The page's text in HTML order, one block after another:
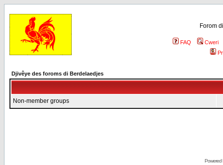
Forom
FAQ
Cweri
Djivêye des foroms di Berdelaedjes
Non-member groups
Powered